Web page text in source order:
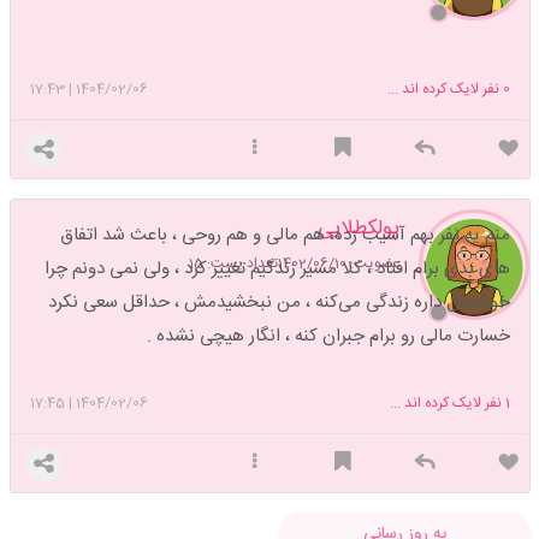
1404/02/06
|
17:43 0 نفر لایک کرده اند ...
پولکطلایی
عضویت: 1402/06/10 تعداد پست: 15
منم یه نفر بهم آسیب زده، هم مالی و هم روحی ، باعث شد اتفاق
های بدی برام افتاد ، کلا مسیر زندگیم تغییر کرد ، ولی نمی دونم چرا
خوشحال داره زندگی می‌کنه ، من نبخشیدمش ، حداقل سعی نکرد
خسارت مالی رو برام جبران کنه ، انگار هیچی نشده .
1404/02/06
|
17:45 1نفر لایک کرده اند ...